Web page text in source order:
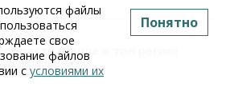
вошла в топ регионов по
файлы
свое
файлов
с условиями их
Понятно